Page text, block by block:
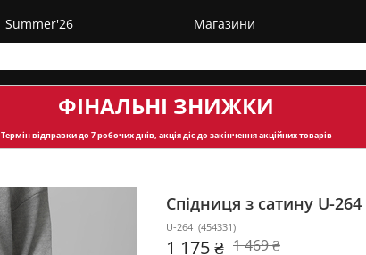
Summer'26 Магазини
ФІНАЛЬНІ ЗНИЖКИ
Термін відправкидо 7 робочих днів, акція діє до закінчення акційних товарів
Спідниця з сатину U-264
U-264 (454331)
1 175 ₴ 1 469 ₴